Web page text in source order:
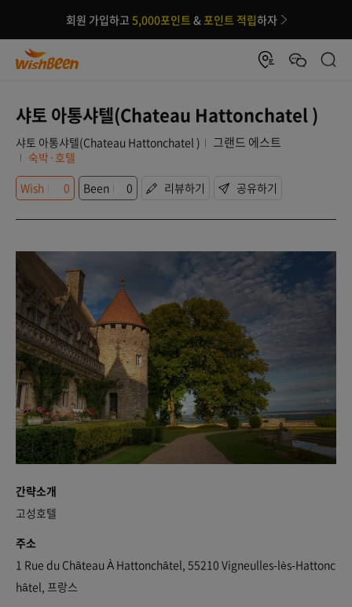
회원 가입하고 5,000포인트 &포인트 적립하자
샤토 아통샤텔(Chateau Hattonchatel )
샤토 아통샤텔(Chateau Hattonchatel ) 그랜드 에스트
숙박·호텔
Wish
0 Been 0 리뷰하기 공유하기
간략소개
고성호텔
주소
1 Rue du Château À Hattonchâtel, 55210 Vigneulles-lès-Hattonc
hâtel, 프랑스